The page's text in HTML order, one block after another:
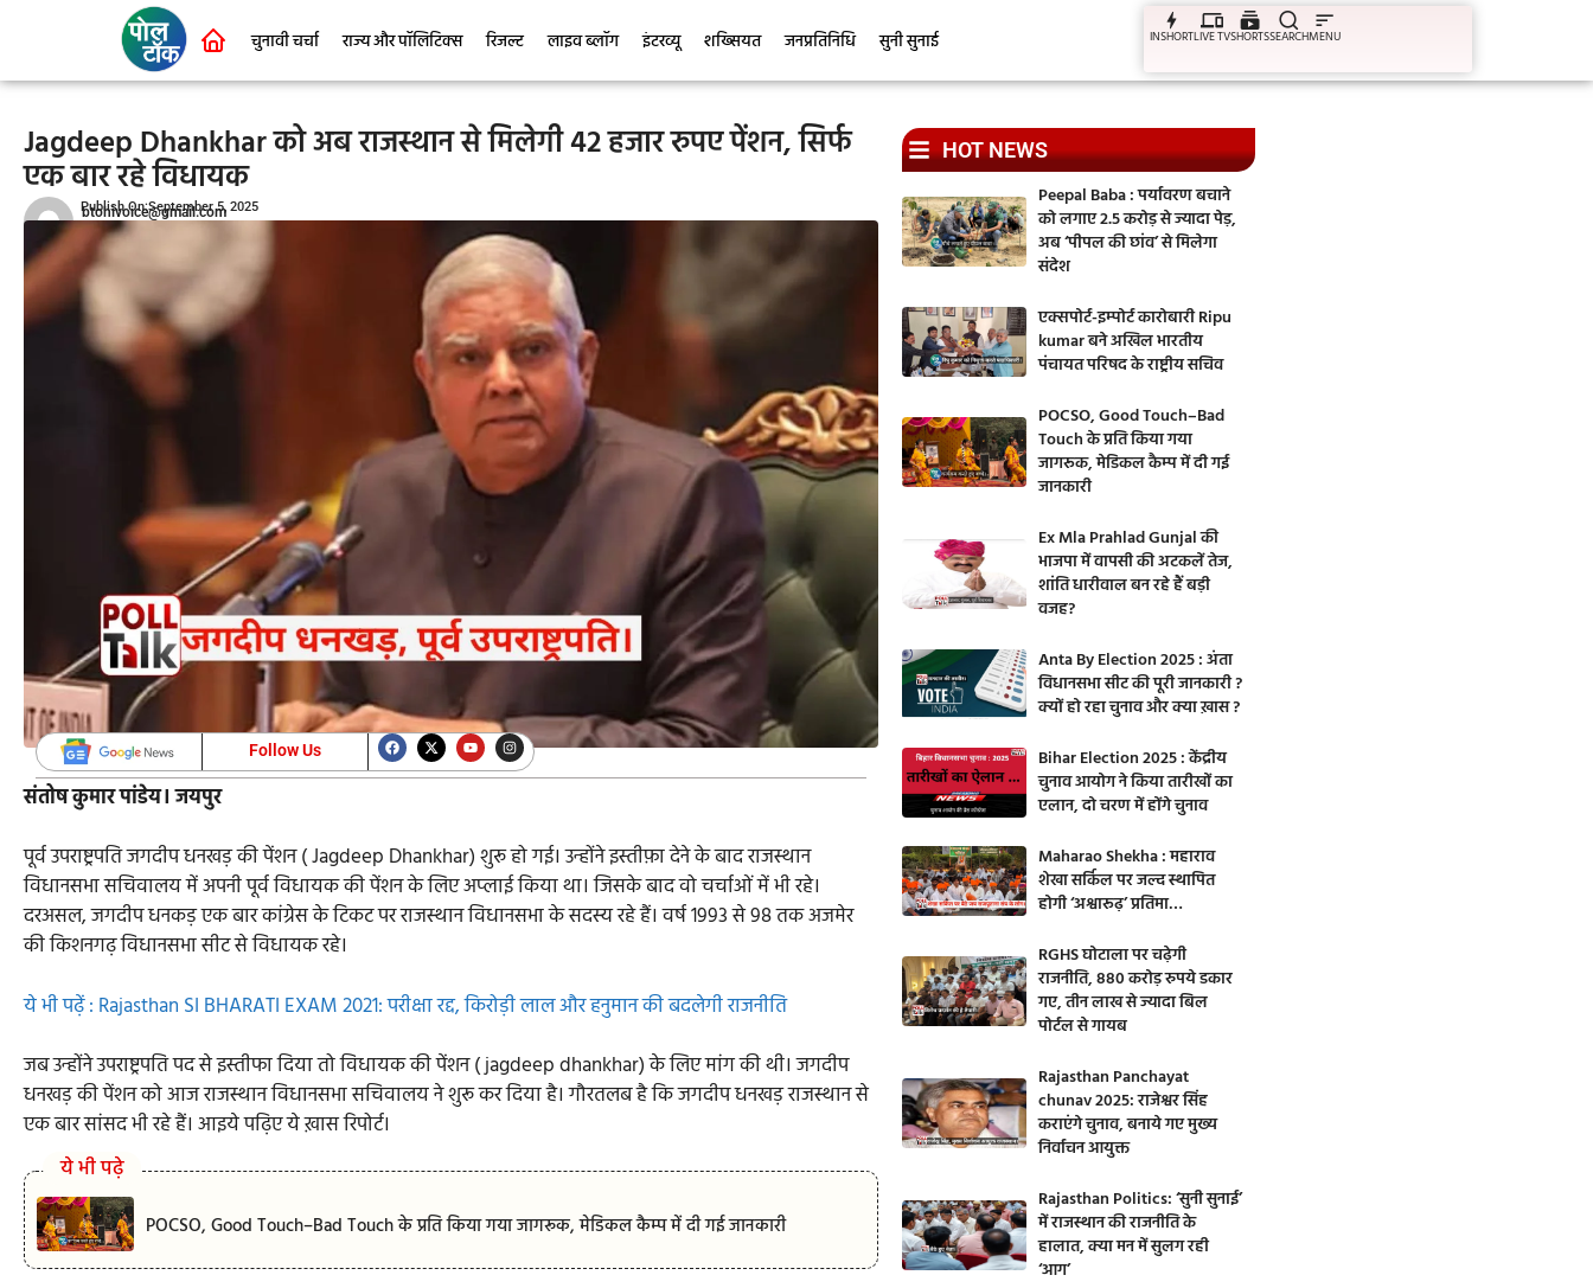
INSHORTLIVE TVSHORTSSEARCHMENU
चुनावी चर्चा राज्य और पॉलिटिक्स रिजल्ट लाइव ब्लॉग इंटरव्यू शख्सियत जनप्रतिनिधि सुनी सुनाई
Jagdeep Dhankhar को अब राजस्थान से मिलेगी 42 हजार रुपए पेंशन, सिर्फ
एक बार रहे विधायक
btohivoice@gmail.com
Publish On:September 5, 2025
Follow Us
संतोष कुमार पांडेय। जयपुर
पूर्व उपराष्ट्रपति जगदीप धनखड़ की पेंशन ( Jagdeep Dhankhar) शुरू हो गई। उन्होंने इस्तीफ़ा देने के बाद राजस्थान
विधानसभा सचिवालय में अपनी पूर्व विधायक की पेंशन के लिए अप्लाई किया था। जिसके बाद वो चर्चाओं में भी रहे।
दरअसल, जगदीप धनकड़ एक बार कांग्रेस के टिकट पर राजस्थान विधानसभा के सदस्य रहे हैं। वर्ष 1993 से 98 तक अजमेर
की किशनगढ़ विधानसभा सीट से विधायक रहे।
ये भी पढ़ें : Rajasthan SI BHARATI EXAM 2021: परीक्षा रद्द, किरोड़ी लाल और हनुमान की बदलेगी राजनीति
जब उन्होंने उपराष्ट्रपति पद से इस्तीफा दिया तो विधायक की पेंशन ( jagdeep dhankhar) के लिए मांग की थी। जगदीप
धनखड़ की पेंशन को आज राजस्थान विधानसभा सचिवालय ने शुरू कर दिया है। गौरतलब है कि जगदीप धनखड़ राजस्थान से
एक बार सांसद भी रहे हैं। आइये पढ़िए ये ख़ास रिपोर्ट।
ये भी पढ़े
POCSO, Good Touch–Bad Touch के प्रति किया गया जागरूक, मेडिकल कैम्प में दी गई जानकारी
HOT NEWS
Peepal Baba : पर्यावरण बचाने
को लगाए 2.5 करोड़ से ज्यादा पेड़,
अब ‘पीपल की छांव’ से मिलेगा
संदेश
एक्सपोर्ट-इम्पोर्ट कारोबारी Ripu
kumar बने अखिल भारतीय
पंचायत परिषद के राष्ट्रीय सचिव
POCSO, Good Touch–Bad
Touch के प्रति किया गया
जागरूक, मेडिकल कैम्प में दी गई
जानकारी
Ex Mla Prahlad Gunjal की
भाजपा में वापसी की अटकलें तेज,
शांति धारीवाल बन रहे हैं बड़ी
वजह?
Anta By Election 2025 : अंता
विधानसभा सीट की पूरी जानकारी ?
क्यों हो रहा चुनाव और क्या ख़ास ?
Bihar Election 2025 : केंद्रीय
चुनाव आयोग ने किया तारीखों का
एलान, दो चरण में होंगे चुनाव
Maharao Shekha : महाराव
शेखा सर्किल पर जल्द स्थापित
होगी ‘अश्वारूढ़’ प्रतिमा…
RGHS घोटाला पर चढ़ेगी
राजनीति, 880 करोड़ रुपये डकार
गए, तीन लाख से ज्यादा बिल
पोर्टल से गायब
Rajasthan Panchayat
chunav 2025: राजेश्वर सिंह
कराएंगे चुनाव, बनाये गए मुख्य
निर्वाचन आयुक्त
Rajasthan Politics: ‘सुनी सुनाई’
में राजस्थान की राजनीति के
हालात, क्या मन में सुलग रही
‘आग’